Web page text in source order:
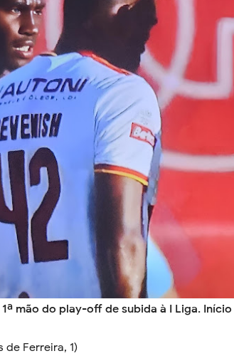
1ª mão do play-off de subida à I Liga. Início
de Ferreira, 1)